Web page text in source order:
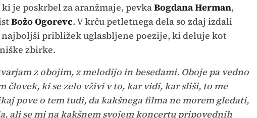
ki je poskrbel za aranžmaje, pevkaBogdana Herman,
Božo Ogorevc. V krču petletnega dela so zdaj izdali
približek uglasbljene poezije, ki deluje kot
zbirke.
z obojim, z melodijo in besedami. Oboje pa vedno
človek, ki se zelo vživi v to, kar vidi, kar sliši, to me
pove o tem tudi, da kakšnega filma ne morem gledati,
ali se mi na kakšnem svojem koncertu pripovednih